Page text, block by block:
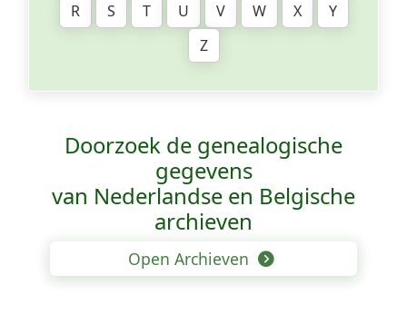
R
S T U V W X
Y
Z
Doorzoek de genealogische
gegevens
van Nederlandse en Belgische
archieven
Open Archieven